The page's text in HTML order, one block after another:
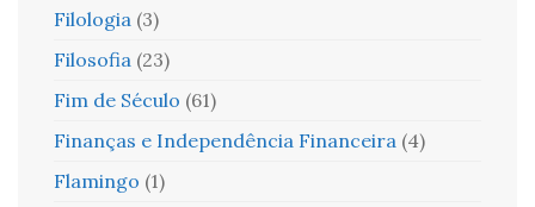
Filologia (3)
Filosofia (23)
Fim de Século (61)
Finanças e Independência Financeira (4)
Flamingo (1)